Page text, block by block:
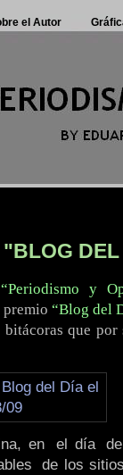
el Autor
"BLOG
“Periodismo y
“Blog del
bitácoras que
en el día .
.de los